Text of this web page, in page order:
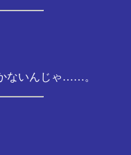
ないんじゃ……。